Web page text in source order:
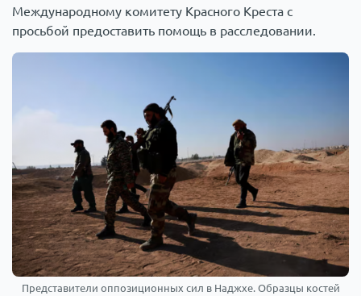
Международному комитету Красного Креста с
просьбой предоставить помощь в расследовании.
Представители оппозиционных сил в Наджхе. Образцы костей